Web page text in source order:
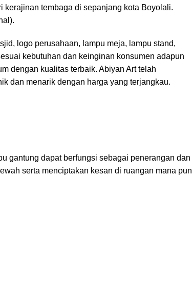
kerajinan tembaga di sepanjang kota Boyolali.
logo perusahaan, lampu meja, lampu stand,
kebutuhan dan keinginan konsumen adapun
dengan kualitas terbaik. Abiyan Art telah
dan menarik dengan harga yang terjangkau.
gantung dapat berfungsi sebagai penerangan dan
serta menciptakan kesan di ruangan mana pun